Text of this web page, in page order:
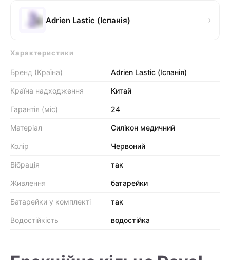
Adrien Lastic (Іспанія) ›
Характеристики
Бренд (Країна) Adrien Lastic (Іспанія)
Країна надходження Китай
Гарантія (міс) 24
Матеріал Силікон медичний
Колір Червоний
Вібрація так
Живлення батарейки
Батарейки у комплекті так
Водостійкість водостійка